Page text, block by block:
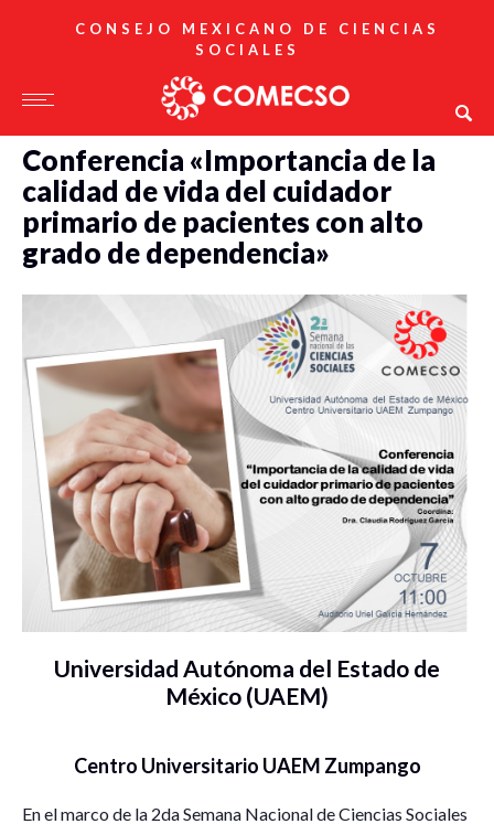
CONSEJO MEXICANO DE CIENCIAS
SOCIALES
Conferencia «Importancia de la
calidad de vida del cuidador
primario de pacientes con alto
grado de dependencia»
Universidad Autónoma del Estado de
México (UAEM)
Centro Universitario UAEM Zumpango
En el marco de la 2da Semana Nacional de Ciencias Sociales